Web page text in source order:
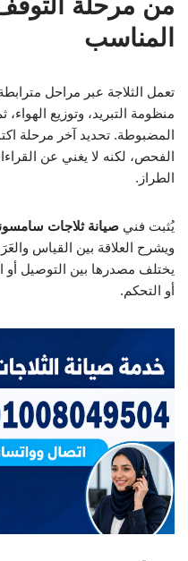
من مرحلة التوقف
المناسب
تعمل الثلاجة عبر مراحل
منظومة التبريد، وتوزيع
المضبوطة. تحديد آخر مرحلة
الفحص، لكنه لا يغني عن
الطراز.
يُثبت فني صيانة ثلاجات
ويشرح العلاقة بين القياس
يختلف مصدرها بين التوصيل أو
أو التحكم.